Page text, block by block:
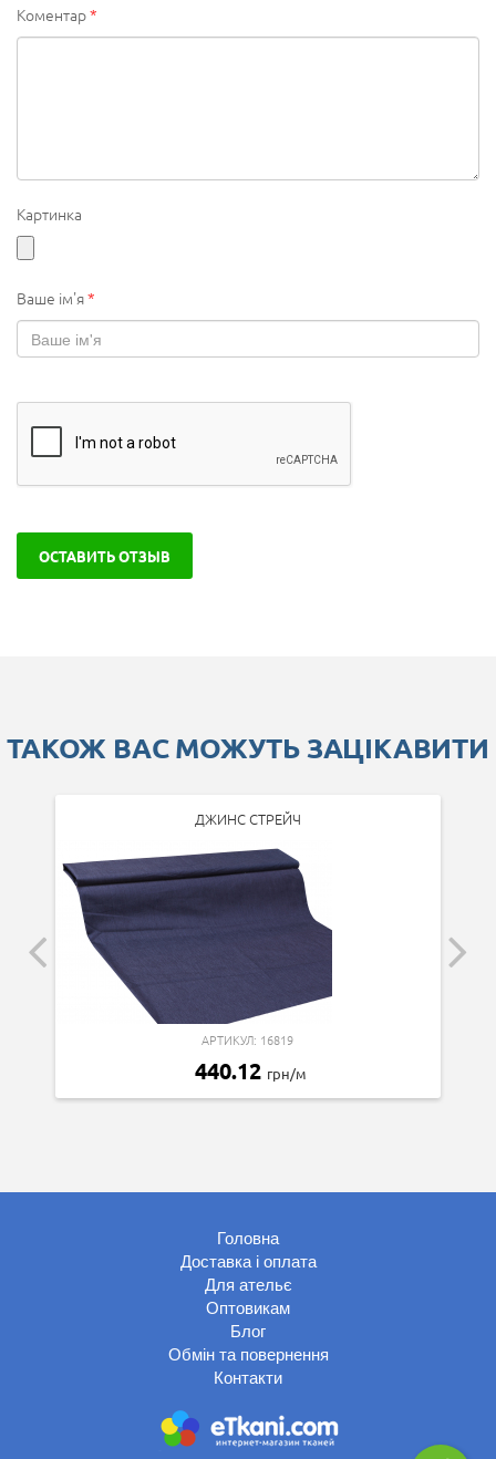
Коментар*
Картинка
Ваше ім'я*
ОСТАВИТЬ ОТЗЫВ
ТАКОЖ ВАС МОЖУТЬ ЗАЦІКАВИТИ
ДЖИНС СТРЕЙЧ
АРТИКУЛ: 16819
440.12 грн/м
Головна
Доставка і оплата
Для ательє
Оптовикам
Блог
Обмін та повернення
Контакти